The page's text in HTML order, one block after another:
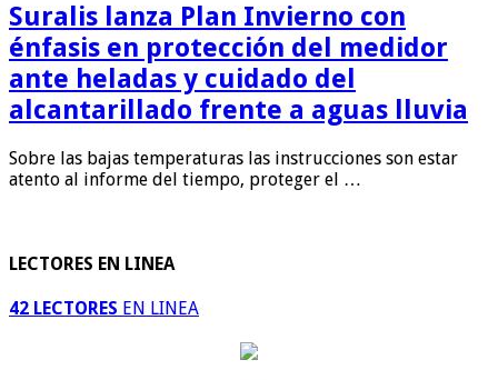
Suralis lanza Plan Invierno con
énfasis en protección del medidor
ante heladas y cuidado del
alcantarillado frente a aguas lluvia
Sobre las bajas temperaturas las instrucciones son estar
atento al informe del tiempo, proteger el …
LECTORES EN LINEA
42 LECTORES EN LINEA